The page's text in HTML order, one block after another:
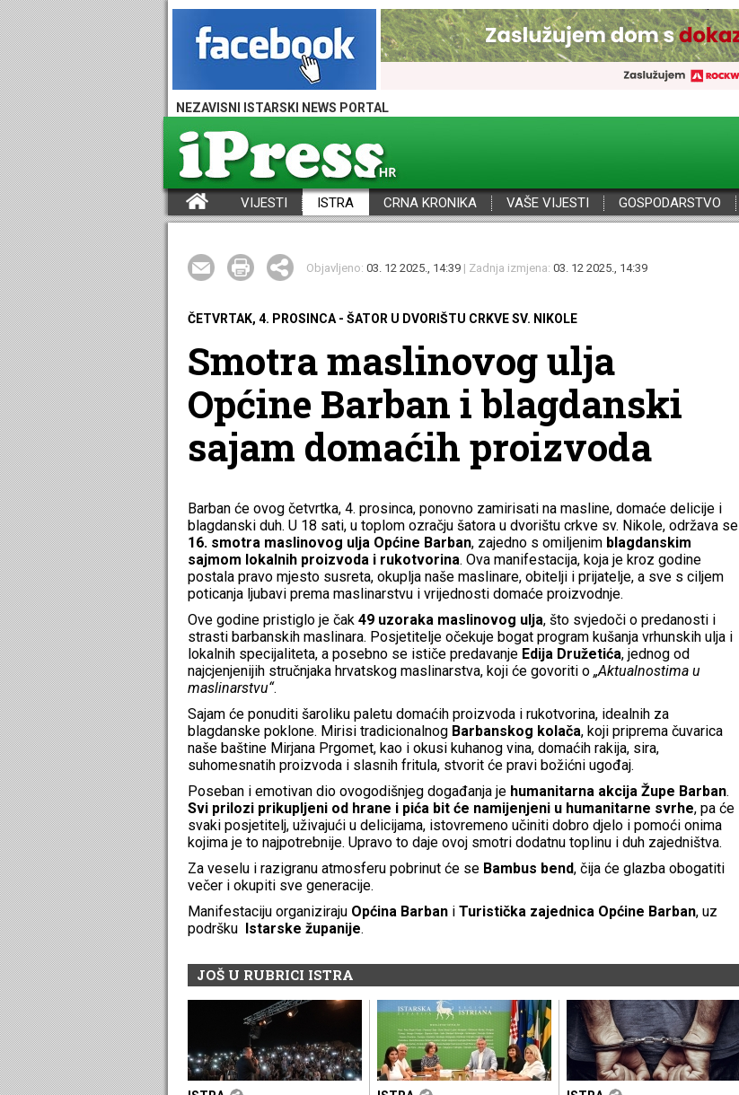
NEZAVISNI ISTARSKI NEWS PORTAL
VIJESTI ISTRA CRNA KRONIKA VAŠE VIJESTI GOSPODARSTVO
Objavljeno: 03. 12 2025., 14:39 | Zadnja izmjena: 03. 12 2025., 14:39
ČETVRTAK, 4. PROSINCA - ŠATOR U DVORIŠTU CRKVE SV. NIKOLE
Smotra maslinovog ulja
Općine Barban i blagdanski
sajam domaćih proizvoda
Barban će ovog četvrtka, 4. prosinca, ponovno zamirisati na masline, domaće delicije i
blagdanski duh. U 18 sati, u toplom ozračju šatora u dvorištu crkve sv. Nikole, održava se
16. smotra maslinovog ulja Općine Barban, zajedno s omiljenim blagdanskim
sajmom lokalnih proizvoda i rukotvorina. Ova manifestacija, koja je kroz godine
postala pravo mjesto susreta, okuplja naše maslinare, obitelji i prijatelje, a sve s ciljem
poticanja ljubavi prema maslinarstvu i vrijednosti domaće proizvodnje.
Ove godine pristiglo je čak 49 uzoraka maslinovog ulja, što svjedoči o predanosti i
strasti barbanskih maslinara. Posjetitelje očekuje bogat program kušanja vrhunskih ulja i
lokalnih specijaliteta, a posebno se ističe predavanje Edija Družetića, jednog od
najcjenjenijih stručnjaka hrvatskog maslinarstva, koji će govoriti o „Aktualnostima u
maslinarstvu“.
Sajam će ponuditi šaroliku paletu domaćih proizvoda i rukotvorina, idealnih za
blagdanske poklone. Mirisi tradicionalnog Barbanskog kolača, koji priprema čuvarica
naše baštine Mirjana Prgomet, kao i okusi kuhanog vina, domaćih rakija, sira,
suhomesnatih proizvoda i slasnih fritula, stvorit će pravi božićni ugođaj.
Poseban i emotivan dio ovogodišnjeg događanja je humanitarna akcija Župe Barban.
Svi prilozi prikupljeni od hrane i pića bit će namijenjeni u humanitarne svrhe, pa će
svaki posjetitelj, uživajući u delicijama, istovremeno učiniti dobro djelo i pomoći onima
kojima je to najpotrebnije. Upravo to daje ovoj smotri dodatnu toplinu i duh zajedništva.
Za veselu i razigranu atmosferu pobrinut će se Bambus bend, čija će glazba obogatiti
večer i okupiti sve generacije.
Manifestaciju organiziraju Općina Barban i Turistička zajednica Općine Barban, uz
podršku Istarske županije.
JOŠ U RUBRICI ISTRA